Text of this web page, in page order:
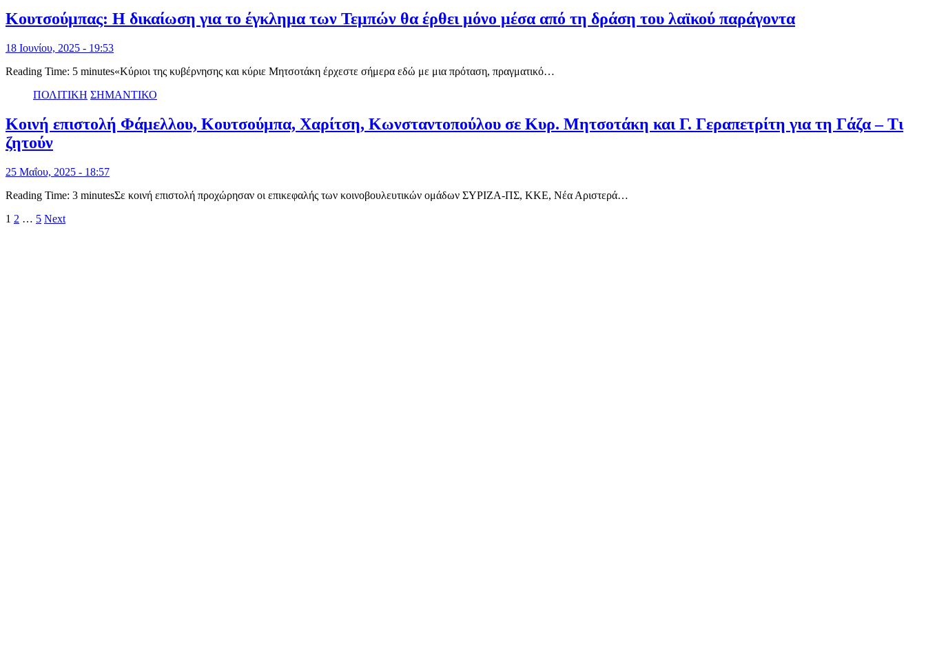
Κουτσούμπας: Η δικαίωση για το έγκλημα των Τεμπών θα έρθει μόνο μέσα από τη δράση του λαϊκού παράγοντα
18 Ιουνίου, 2025 - 19:53
Reading Time: 5 minutes«Κύριοι της κυβέρνησης και κύριε Μητσοτάκη έρχεστε σήμερα εδώ με μια πρόταση, πραγματικό…
ΠΟΛΙΤΙΚΗ ΣΗΜΑΝΤΙΚΟ
Κοινή επιστολή Φάμελλου, Κουτσούμπα, Χαρίτση, Κωνσταντοπούλου σε Κυρ. Μητσοτάκη και Γ. Γεραπετρίτη για τη Γάζα – Τι
ζητούν
25 Μαΐου, 2025 - 18:57
Reading Time: 3 minutesΣε κοινή επιστολή προχώρησαν οι επικεφαλής των κοινοβουλευτικών ομάδων ΣΥΡΙΖΑ-ΠΣ, ΚΚΕ, Νέα Αριστερά…
Σελιδοποίηση
1 2 … 5 Next